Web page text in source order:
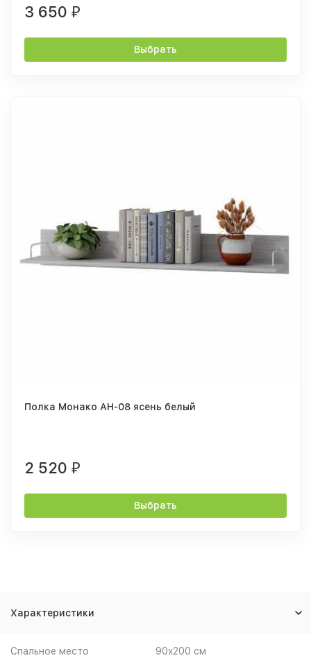
3 650 ₽
Выбрать
Полка Монако АН-08 ясень белый
2 520 ₽
Выбрать
Характеристики
Спальное место 90x200 см